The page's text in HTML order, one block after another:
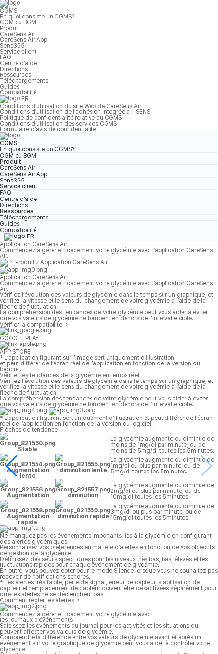
CGMS
En quoi consiste un CGMS?
CGM ou BGM
Produit
CareSens Air
CareSens Air App
Sens365
Service client
FAQ
Centre d’aide
Directions
Ressources
Téléchargements
Guides
Compatibilité
FR
Conditions d’utilisation du site Web de CareSens Air
Conditions d’utilisation de l’adhésion intégrée à i-SENS
Politique de confidentialité relative au CGMS
Conditions d'utilisation des services CGMS
Formulaire d'avis de confidentialité
CGMS
En quoi consiste un CGMS?
CGM ou BGM
Produit
CareSens Air
CareSens Air App
Sens365
Service client
FAQ
Centre d’aide
Directions
Ressources
Téléchargements
Guides
Compatibilité
FR
Application CareSens Air
Commencez à gérer efficacement votre glycémie avec l’application CareSens
Air.
Produit
Application CareSens Air
Application CareSens Air
Commencez à gérer efficacement votre glycémie avec l’application CareSens
Air.
Vérifiez l’évolution des valeurs de glycémie dans le temps sur un graphique, et
vérifiez la vitesse et le sens du changement de votre glycémie à l’aide de la
flèche de fluctuation.
La compréhension des tendances de votre glycémie peut vous aider à éviter
que vos valeurs de glycémie ne tombent en dehors de l’intervalle cible.
Vérifier la compatibilité
GOOGLE PLAY
APP STORE
* L’application figurant sur l’image sert uniquement d’illustration
et peut différer de l’écran réel de l’application en fonction de la version du
logiciel.
Vérifier les tendances de la glycémie en temps réel.
Vérifiez l’évolution des valeurs de glycémie dans le temps sur un graphique, et
vérifiez la vitesse et le sens du changement de votre glycémie à l’aide de la
flèche de fluctuation.
La compréhension des tendances de votre glycémie peut vous aider à éviter
que vos valeurs de glycémie ne tombent en dehors de l’intervalle cible.
* L’application figurant sert uniquement d’illustration et peut différer de l’écran
réel de l’application en fonction de la version du logiciel.
Flèches de tendance
Stable
La glycémie augmente ou diminue de
moins de 1mg/dl par minute, ou de
moins de 5mg/dl toutes les 5minutes.
Augmentation
lente
diminution lente
La glycémie augmente ou diminue de
1mg/dl ou plus par minute, ou de
5mg/dl toutes les 5minutes.
Augmentation diminution
La glycémie augmente ou diminue de
2mg/dl ou plus par minute, ou de
10mg/dl toutes les 5minutes.
Augmentation
rapide
diminution rapide
La glycémie augmente ou diminue de
3mg/dl ou plus par minute, ou de
15mg/dl toutes les 5minutes.
Ne manquez pas les événements importants liés à la glycémie en configurant
des alertes glycémiques.
Personnalisez vos préférences en matière d’alertes en fonction de vos objectifs
de gestion de la glycémie.
Définissez des seuils spécifiques pour les niveaux très bas, bas, élevés et les
fluctuations rapides pour chaque événement de glycémie.
En outre, vous pouvez opter pour le mode Silence lorsque vous ne souhaitez pas
recevoir de notifications sonores.
* Les alertes très faible, perte de signal, erreur de capteur, stabilisation de
capteur et remplacement de capteur doivent être désactivées séparément pour
que les alertes ne se déclenchent pas.
Comment régler les alertes
Commencez à gérer efficacement votre glycémie avec
les journaux d’événements.
Saisissez les événements du journal pour les activités et les situations qui
peuvent affecter vos valeurs de glycémie.
Comprendre la différence entre vos valeurs de glycémie avant et après un
événement sur votre graphique de glycémie peut vous aider à contrôler votre
glycémie.